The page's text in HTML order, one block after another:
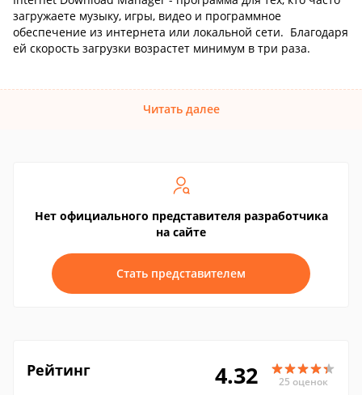
загружаете музыку, игры, видео и программное
обеспечение из интернета или локальной сети. Благодаря
ей скорость загрузки возрастет минимум в три раза.
Читать далее
Нет официального представителя разработчика
на сайте
Стать представителем
Рейтинг 4.32 25 оценок